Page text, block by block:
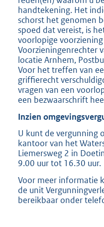
handtekening. Het
schorst het genomen
spoed dat vereist, is
voorlopige
Voorzieningenrechter
locatie Arnhem,
Voor het treffen van
griffierecht
vragen van een
een bezwaarschrift
Inzien
U kunt de vergunning
kantoor van het
Liemersweg 2 in
9.00 uur tot 16.30 uur.
Voor meer informatie
de unit
bereikbaar onder